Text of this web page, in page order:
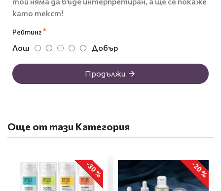
като текст!
Рейтинг
Лош Добър
Продължи
Още от тази Категория
-30 % -20 %